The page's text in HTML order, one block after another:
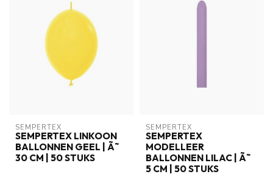
SEMPERTEX
SEMPERTEX LINKOON
BALLONNEN GEEL | Ã˜
30 CM | 50 STUKS
SEMPERTEX
SEMPERTEX
MODELLEER
BALLONNEN LILAC | Ã˜
5 CM | 50 STUKS